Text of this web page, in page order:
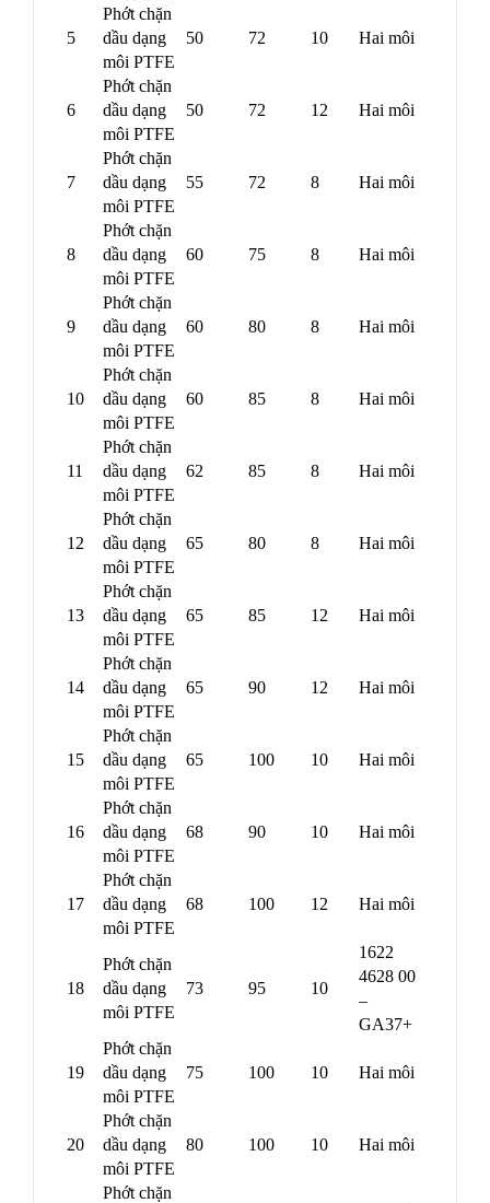
5
Phớt chặn
dầu dạng
môi PTFE
50 72 10 Hai môi
6
Phớt chặn
dầu dạng
môi PTFE
50 72 12 Hai môi
7
Phớt chặn
dầu dạng
môi PTFE
55 72 8 Hai môi
8
Phớt chặn
dầu dạng
môi PTFE
60 75 8 Hai môi
9
Phớt chặn
dầu dạng
môi PTFE
60 80 8 Hai môi
10
Phớt chặn
dầu dạng
môi PTFE
60 85 8 Hai môi
11
Phớt chặn
dầu dạng
môi PTFE
62 85 8 Hai môi
12
Phớt chặn
dầu dạng
môi PTFE
65 80 8 Hai môi
13
Phớt chặn
dầu dạng
môi PTFE
65 85 12 Hai môi
14
Phớt chặn
dầu dạng
môi PTFE
65 90 12 Hai môi
15
Phớt chặn
dầu dạng
môi PTFE
65 100 10 Hai môi
16
Phớt chặn
dầu dạng
môi PTFE
68 90 10 Hai môi
17
Phớt chặn
dầu dạng
môi PTFE
68 100 12 Hai môi
18
Phớt chặn
dầu dạng
môi PTFE
73 95 10
1622
4628 00
–
GA37+
19
Phớt chặn
dầu dạng
môi PTFE
75 100 10 Hai môi
20
Phớt chặn
dầu dạng
môi PTFE
80 100 10 Hai môi
Phớt chặn